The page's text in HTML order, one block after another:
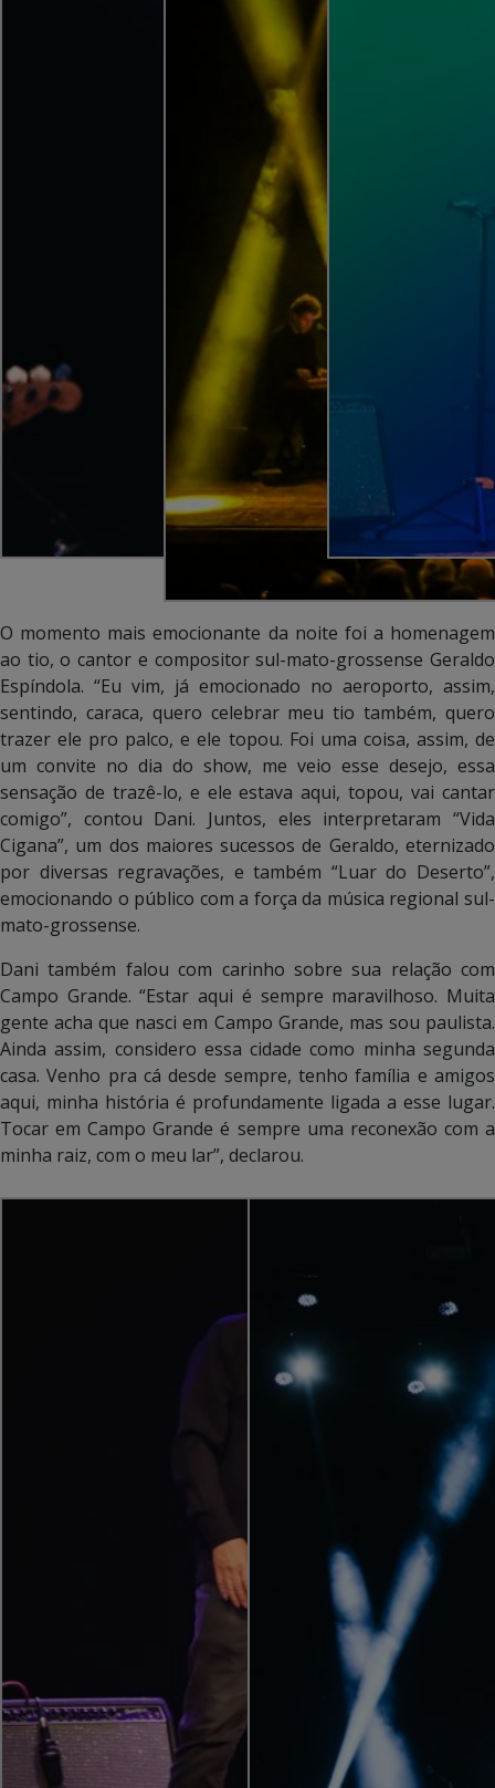
O momento mais emocionante da noite foi a homenagem
ao tio, o cantor e compositor sul-mato-grossense Geraldo
Espíndola. “Eu vim, já emocionado no aeroporto, assim,
sentindo, caraca, quero celebrar meu tio também, quero
trazer ele pro palco, e ele topou. Foi uma coisa, assim, de
um convite no dia do show, me veio esse desejo, essa
sensação de trazê-lo, e ele estava aqui, topou, vai cantar
comigo”, contou Dani. Juntos, eles interpretaram “Vida
Cigana”, um dos maiores sucessos de Geraldo, eternizado
por diversas regravações, e também “Luar do Deserto”,
emocionando o público com a força da música regional sul-
mato-grossense.
Dani também falou com carinho sobre sua relação com
Campo Grande. “Estar aqui é sempre maravilhoso. Muita
gente acha que nasci em Campo Grande, mas sou paulista.
Ainda assim, considero essa cidade como minha segunda
casa. Venho pra cá desde sempre, tenho família e amigos
aqui, minha história é profundamente ligada a esse lugar.
Tocar em Campo Grande é sempre uma reconexão com a
minha raiz, com o meu lar”, declarou.